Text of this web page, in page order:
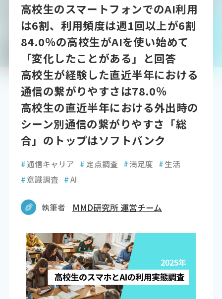
高校生のスマートフォンでのAI利用
は6割、利用頻度は週1回以上が6割
84.0％の高校生がAIを使い始めて
「変化したことがある」と回答
高校生が経験した直近半年における
通信の繋がりやすさは78.0％
高校生の直近半年における外出時の
シーン別通信の繋がりやすさ「総
合」のトップはソフトバンク
#通信キャリア # 定点調査 #満足度 #生活
#意識調査 #AI
執筆者 MMD研究所 運営チーム